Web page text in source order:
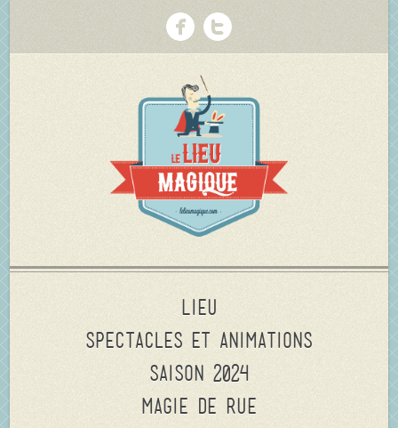
Lieu
Spectacles et animations
Saison 2024
Magie de rue